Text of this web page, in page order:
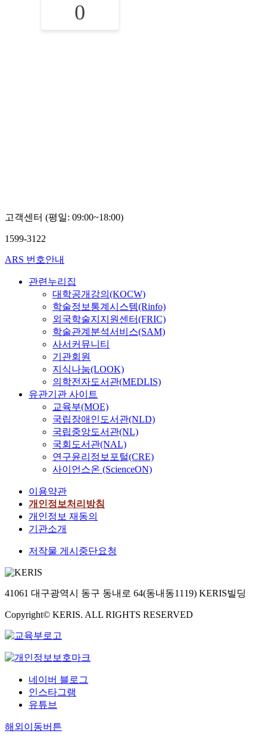
0
고객센터 (평일: 09:00~18:00)
1599-3122
ARS 번호안내
관련누리집
대학공개강의(KOCW)
학술정보통계시스템(Rinfo)
외국학술지지원센터(FRIC)
학술관계분석서비스(SAM)
사서커뮤니티
기관회원
지식나눔(LOOK)
의학전자도서관(MEDLIS)
유관기관 사이트
교육부(MOE)
국립장애인도서관(NLD)
국립중앙도서관(NL)
국회도서관(NAL)
연구윤리정보포털(CRE)
사이언스온 (ScienceON)
이용약관
개인정보처리방침
개인정보 재동의
기관소개
저작물 게시중단요청
41061 대구광역시 동구 동내로 64(동내동1119) KERIS빌딩
Copyright© KERIS. ALL RIGHTS RESERVED
네이버 블로그
인스타그램
유튜브
해외이동버튼